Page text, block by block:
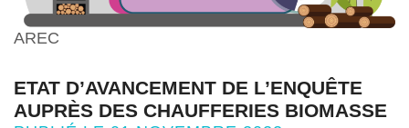
AREC
ETAT D’AVANCEMENT DE L’ENQUÊTE
AUPRÈS DES CHAUFFERIES BIOMASSE